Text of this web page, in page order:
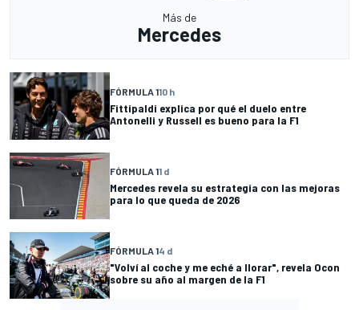
Más de
Mercedes
FÓRMULA 110 h
Fittipaldi explica por qué el duelo entre
Antonelli y Russell es bueno para la F1
FÓRMULA 11 d
Mercedes revela su estrategia con las mejoras
para lo que queda de 2026
FÓRMULA 14 d
"Volví al coche y me eché a llorar", revela Ocon
sobre su año al margen de la F1